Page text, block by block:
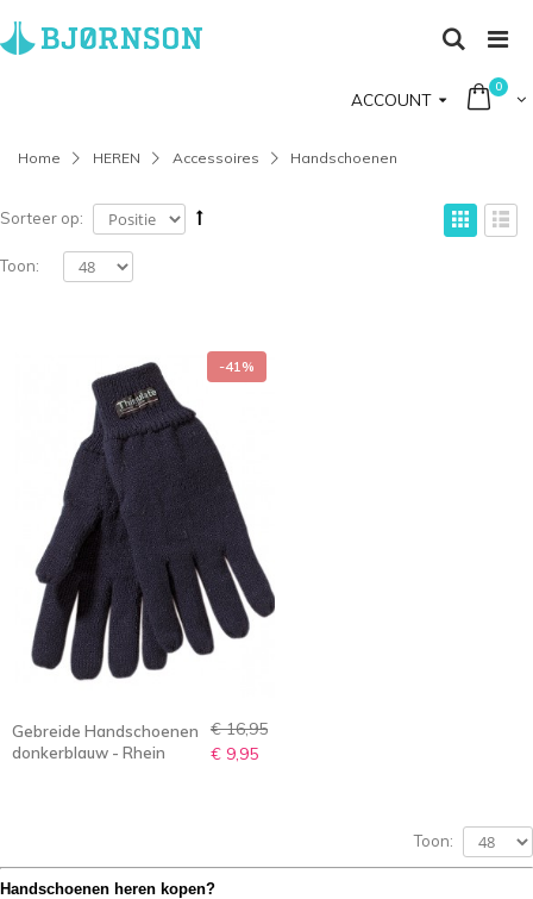
ACCOUNT
0
Home HEREN Accessoires Handschoenen
Sorteer op:
Toon:
-41%
Gebreide Handschoenen
donkerblauw - Rhein
€ 16,95
€ 9,95
Toon:
Handschoenen heren kopen?